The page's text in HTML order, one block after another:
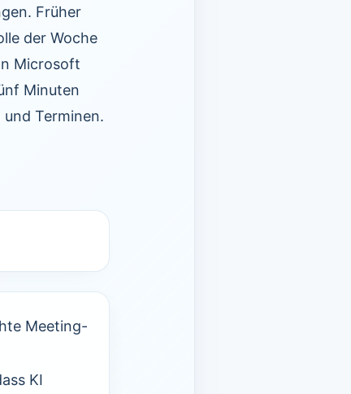
Früher
der Woche
Microsoft
Minuten
Terminen.
Meeting-
KI